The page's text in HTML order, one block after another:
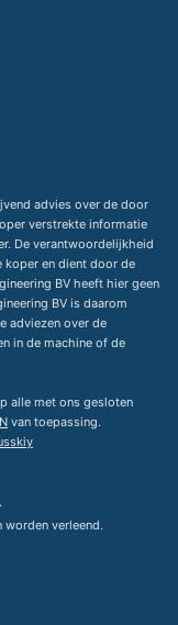
advies over de door
verstrekte informatie
De verantwoordelijkheid
en dient door de
BV heeft hier geen
BV is daarom
adviezen over de
in de machine of de
alle met ons gesloten
van toepassing.
worden verleend.